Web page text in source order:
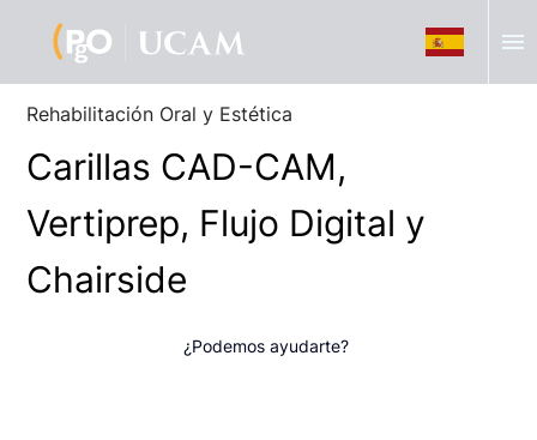
menu
Rehabilitación Oral y Estética
Carillas CAD-CAM,
Vertiprep, Flujo Digital y
Chairside
¿Podemos ayudarte?